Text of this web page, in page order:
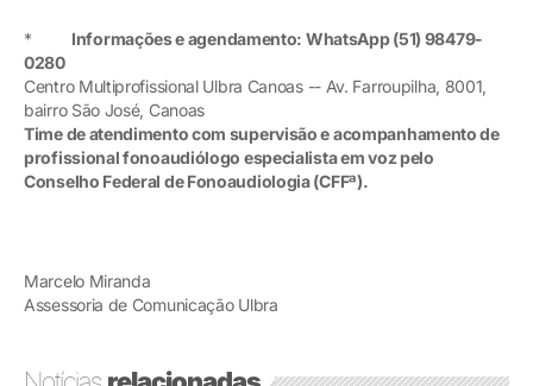
* Informações e agendamento: WhatsApp (51) 98479-
0280
Centro Multiprofissional Ulbra Canoas -- Av. Farroupilha, 8001,
bairro São José, Canoas
Time de atendimento com supervisão e acompanhamento de
profissional fonoaudiólogo especialista em voz pelo
Conselho Federal de Fonoaudiologia (CFFª).
Marcelo Miranda
Assessoria de Comunicação Ulbra